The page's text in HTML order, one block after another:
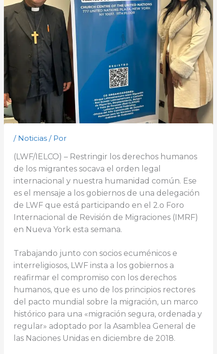
/ Noticias / Por
(LWF/IELCO) – Restringir los derechos humanos
de los migrantes socava el orden legal
internacional y nuestra humanidad común. Ese
es el mensaje a los gobiernos de una delegación
de LWF que está participando en el 2.o Foro
Internacional de Revisión de Migraciones (IMRF)
en Nueva York esta semana.
Trabajando junto con socios ecuménicos e
interreligiosos, LWF insta a los gobiernos a
reafirmar el compromiso con los derechos
humanos, que es uno de los principios rectores
del pacto mundial sobre la migración, un marco
histórico para una «migración segura, ordenada y
regular» adoptado por la Asamblea General de
las Naciones Unidas en diciembre de 2018.